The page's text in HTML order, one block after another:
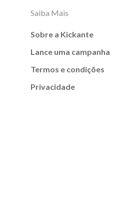
Saiba Mais
Sobre a Kickante
Lance uma campanha
Termos e condições
Privacidade